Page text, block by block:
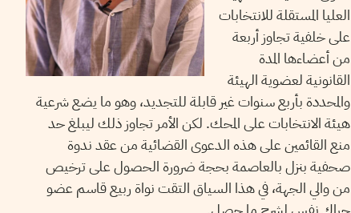
العليا المستقلة للانتخابات
على خلفية تجاوز أربعة
من أعضاءها المدة
القانونية لعضوية الهيئة
والمحددة بأربع سنوات غير قابلة للتجديد، وهو ما يضع شرعية
هيئة الانتخابات على المحك. لكن الأمر تجاوز ذلك ليبلغ حد
منع القائمين على هذه الدعوى القضائية من عقد ندوة
صحفية بنزل بالعاصمة بحجة ضرورة الحصول على ترخيص
من والي الجهة، في هذا السياق التقت نواة ربيع قاسم عضو